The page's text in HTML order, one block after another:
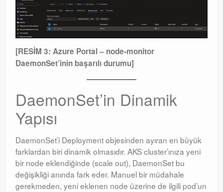
[RESİM 3: Azure Portal – node-monitor
DaemonSet’inin başarılı durumu]
DaemonSet’in Dinamik
Yapısı
DaemonSet’i Deployment objesinden ayıran en büyük
farklardan biri dinamik olmasıdır. AKS cluster’ınıza yeni
bir node eklendiğinde (scale out), DaemonSet bu
değişikliği anında fark eder. Manuel bir müdahale
gerekmeden, yeni eklenen node üzerine de ilgili pod’un